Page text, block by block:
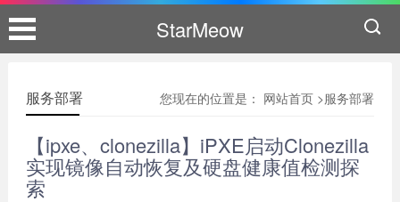
StarMeow
您现在的位置是： 网站首页 >服务部署
服务部署
【ipxe、clonezilla】iPXE启动Clonezilla
实现镜像自动恢复及硬盘健康值检测探
索